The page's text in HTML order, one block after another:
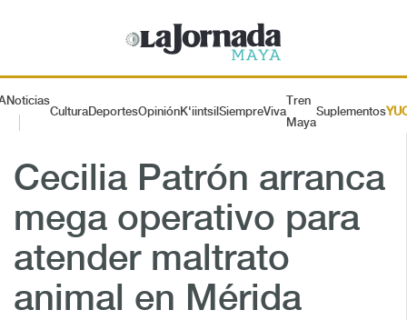
Noticias
CulturaDeportesOpiniónK'iintsil SiempreViva
Tren
Maya
Suplementos
Cecilia Patrón arranca
mega operativo para
atender maltrato
animal en Mérida